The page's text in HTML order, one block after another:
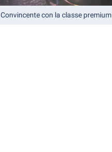
Convincente con la classe premium